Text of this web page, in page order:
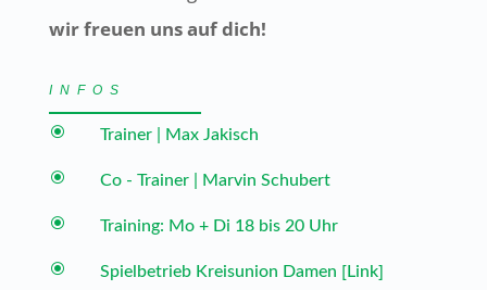
wir freuen uns auf dich!
INFOS
\ Trainer | Max Jakisch
\ Co - Trainer | Marvin Schubert
\ Training: Mo + Di 18 bis 20 Uhr
\ Spielbetrieb Kreisunion Damen [Link]